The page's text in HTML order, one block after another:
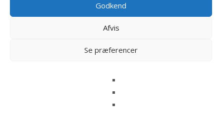
Godkend
Afvis
Se præferencer
Gem mit navn, mail og websted i denne browser til